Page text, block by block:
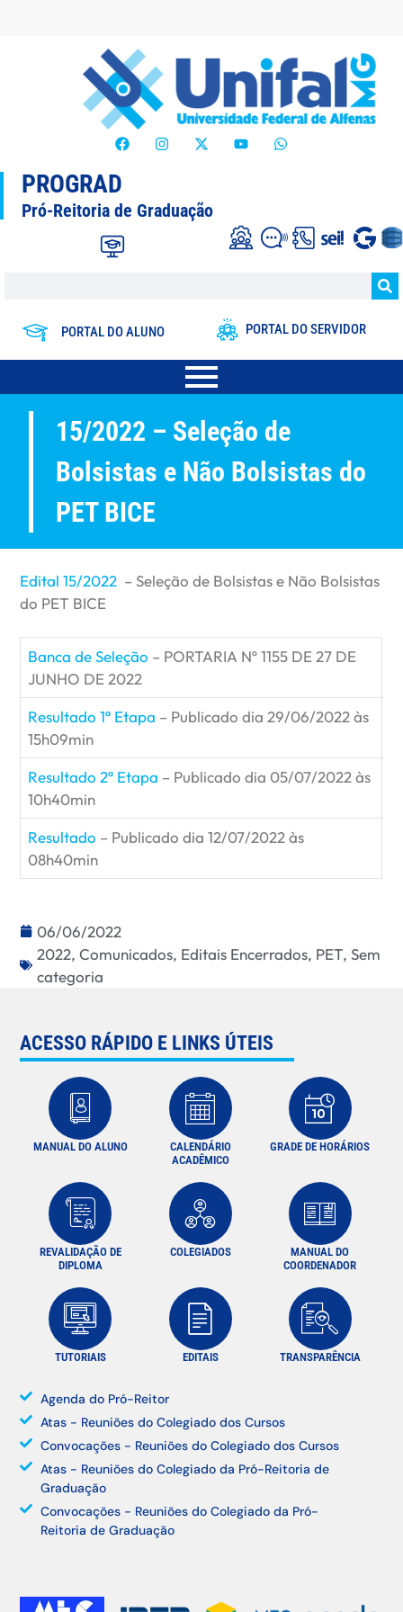
PROGRAD
Pró-Reitoria de Graduação
PORTAL DO ALUNO PORTAL DO SERVIDOR
15/2022 – Seleção de
Bolsistas e Não Bolsistas do
PET BICE
Edital 15/2022 – Seleção de Bolsistas e Não Bolsistas
do PET BICE
Banca de Seleção – PORTARIA Nº 1155 DE 27 DE
JUNHO DE 2022
Resultado 1ª Etapa – Publicado dia 29/06/2022 às
15h09min
Resultado 2ª Etapa – Publicado dia 05/07/2022 às
10h40min
Resultado – Publicado dia 12/07/2022 às
08h40min
06/06/2022
2022,Comunicados, Editais Encerrados, PET,Sem
categoria
ACESSO RÁPIDO E LINKS ÚTEIS
MANUAL DO ALUNO
CALENDÁRIO
ACADÊMICO
GRADE DE HORÁRIOS
REVALIDAÇÃO DE
DIPLOMA
COLEGIADOS
MANUAL DO
COORDENADOR
TUTORIAIS EDITAIS TRANSPARÊNCIA
Agenda do Pró-Reitor
Atas - Reuniões do Colegiado dos Cursos
Convocações - Reuniões do Colegiado dos Cursos
Atas - Reuniões do Colegiado da Pró-Reitoria de
Graduação
Convocações - Reuniões do Colegiado da Pró-
Reitoria de Graduação